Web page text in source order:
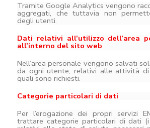
Tramite Google Analytics vengono
aggregati, che tuttavia non
degli utenti.
Dati relativi all’utilizzo dell’area
all’interno del sito web
Nell’area personale vengono salvati
da ogni utente, relativi alle attività
quali sono richiesti.
Categorie particolari di dati
Per l’erogazione dei propri servizi
trattare categorie particolari di dati (i